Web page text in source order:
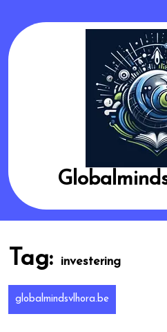
content
Tag: investering
globalmindsvlhora.be